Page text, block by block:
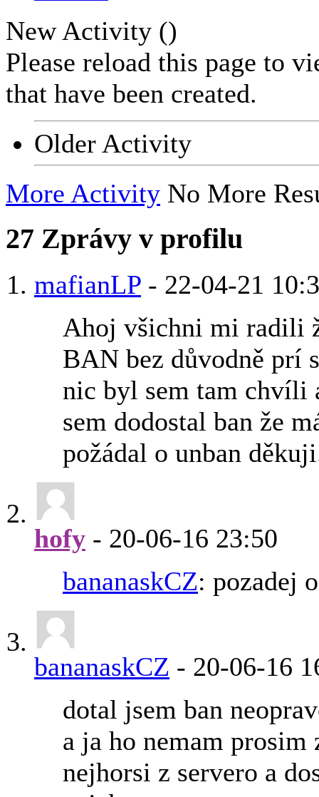
New Activity ()
Please reload this page to
that have been created.
Older Activity
More Activity No More
27 Zprávy v profilu
mafianLP - 22-04-21
Ahoj všichni mi radili
BAN bez důvodně prí
nic byl sem tam chvíli
sem dodostal ban že
požádal o unban
hofy - 20-06-16 23:50
bananaskCZ: pozadej
bananaskCZ - 20-06-16
dotal jsem ban
a ja ho nemam prosim
nejhorsi z servero a